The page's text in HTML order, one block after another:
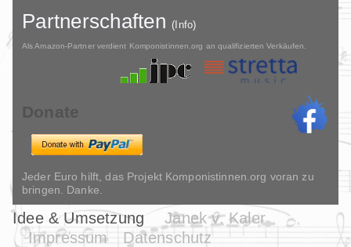
Partnerschaften(Info)
Als Amazon-Partner verdient Komponistinnen.org an qualifizierten Verkäufen.
Donate
Jeder Euro hilft, das Projekt Komponistinnen.org voran zu
bringen. Danke.
Idee & Umsetzung
Janek v. Kaler
Impressum
Datenschutz